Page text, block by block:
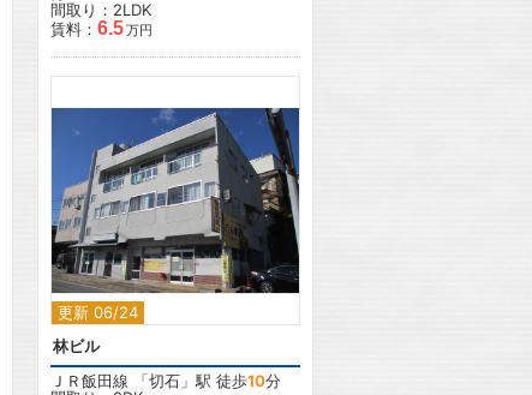
間取り：2LDK
賃料： 6.5万円
更新 06/24
林ビル
ＪＲ飯田線 「切石 」駅 徒歩10分